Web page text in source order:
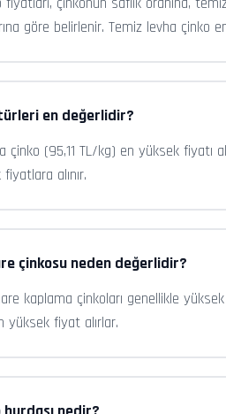
göre belirlenir. Temiz levha çinko
en değerlidir?
çinko (95,11 TL/kg) en yüksek fiyatı
alınır.
çinkosu neden değerlidir?
kaplama çinkoları genellikle
yüksek fiyat alırlar.